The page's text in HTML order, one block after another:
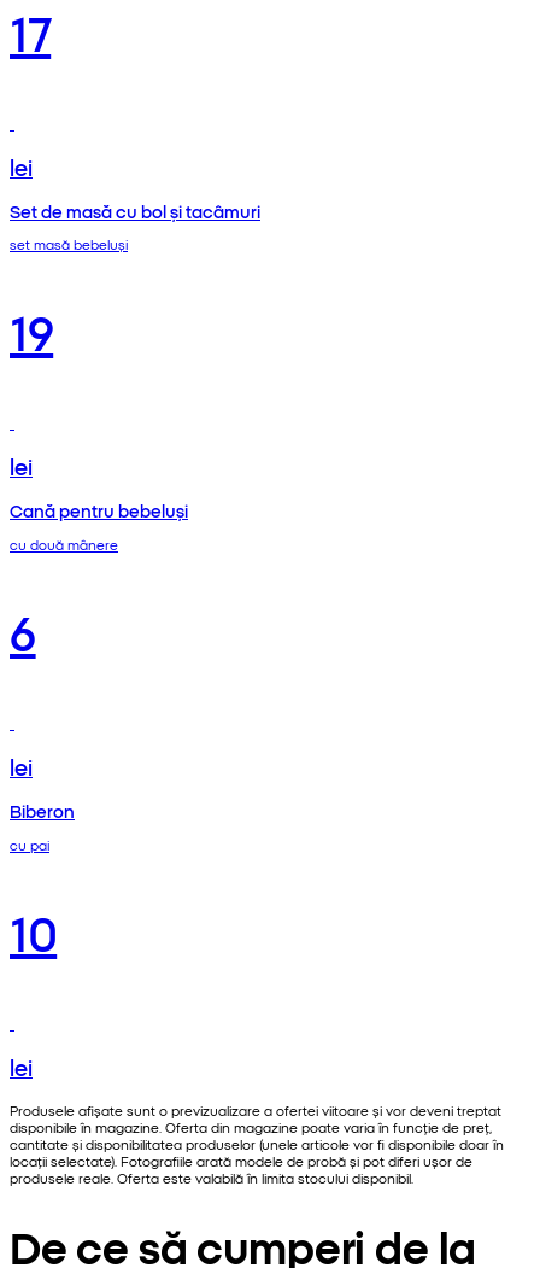
17
lei
Set de masă cu bol și tacâmuri
set masă bebeluși
19
lei
Cană pentru bebeluși
cu două mânere
6
lei
Biberon
cu pai
10
lei
Produsele afișate sunt o previzualizare a ofertei viitoare și vor deveni treptat
disponibile în magazine. Oferta din magazine poate varia în funcție de preț,
cantitate și disponibilitatea produselor (unele articole vor fi disponibile doar în
locații selectate). Fotografiile arată modele de probă și pot diferi ușor de
produsele reale. Oferta este valabilă în limita stocului disponibil.
De ce să cumperi de la